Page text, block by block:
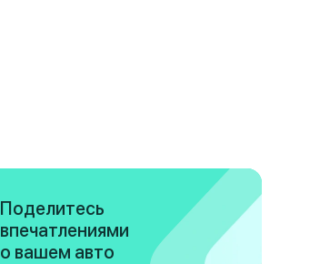
Поделитесь
впечатлениями
о вашем авто